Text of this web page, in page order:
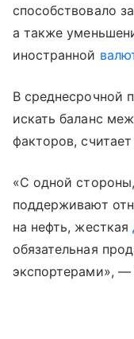
способствовало
а также
иностранной
В среднесрочной
искать баланс
факторов, считает
«С одной
поддерживают
на нефть, жесткая
обязательная
экспортерами»,